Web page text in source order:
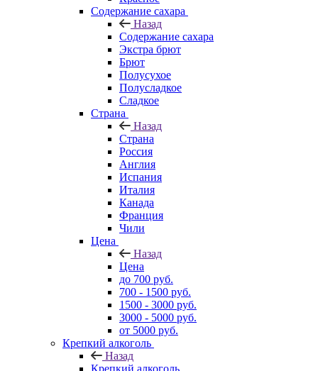
Содержание сахара
Назад
Содержание сахара
Экстра брют
Брют
Полусухое
Полусладкое
Сладкое
Страна
Назад
Страна
Россия
Англия
Испания
Италия
Канада
Франция
Чили
Цена
Назад
Цена
до 700 руб.
700 - 1500 руб.
1500 - 3000 руб.
3000 - 5000 руб.
от 5000 руб.
Крепкий алкоголь
Назад
Крепкий алкоголь